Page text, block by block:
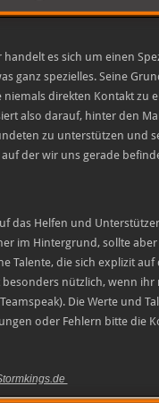
handelt es sich um einen
ganz spezielles. Seine
niemals direkten Kontakt zu
also darauf, hinter den
zu unterstützen und
der wir uns gerade
das Helfen und
im Hintergrund, sollte
Talente, die sich explizit
nützlich, wenn
Die Werte und
oder Fehlern bitte die